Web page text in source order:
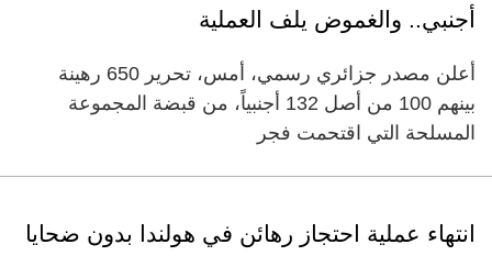
أجنبي.. والغموض يلف العملية
أعلن مصدر جزائري رسمي، أمس، تحرير ‬650 رهينة
بينهم ‬100 من أصل ‬132 أجنبياً، من قبضة المجموعة
المسلحة التي اقتحمت فجر
انتهاء عملية احتجاز رهائن في هولندا بدون ضحايا